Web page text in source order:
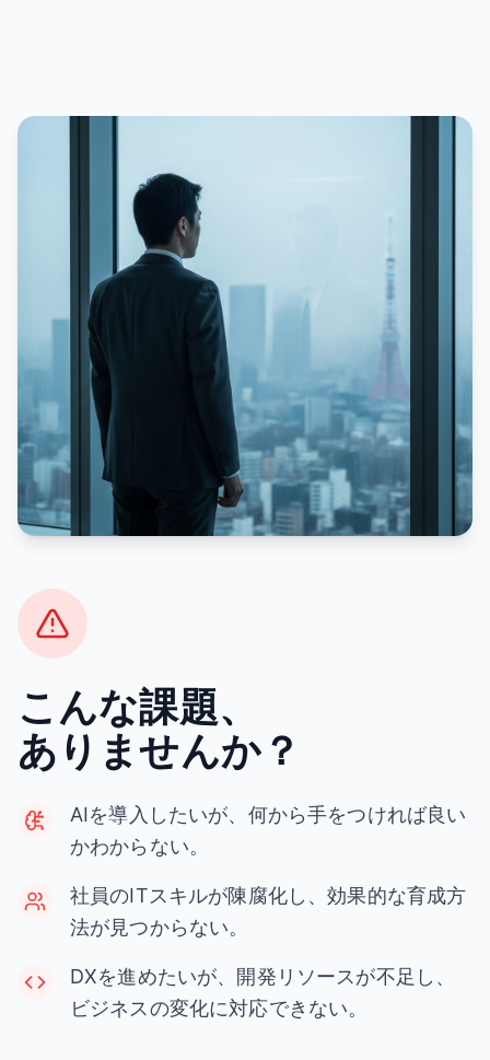
こんな課題、
ありませんか？
AIを導入したいが、何から手をつければ良い
かわからない。
社員のITスキルが陳腐化し、効果的な育成方
法が見つからない。
DXを進めたいが、開発リソースが不足し、
ビジネスの変化に対応できない。